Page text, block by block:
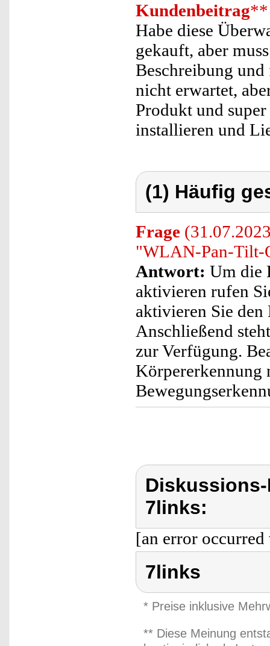
Kundenbeitrag**
Habe diese
gekauft, aber
Beschreibung
nicht erwartet,
Produkt und
installieren und
(1) Häufig
Frage
"WLAN-Pan-Tilt-
Antwort: Um die
aktivieren rufen
aktivieren Sie den
Anschließend
zur Verfügung.
Körpererkennung
7links:
[an error
7links
* Preise inklusive
** Diese Meinung